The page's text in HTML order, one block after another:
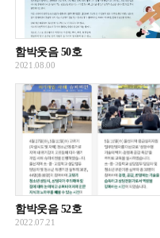
함박웃음 50호
2021.08.00
함박웃음 52호
2022.07.21